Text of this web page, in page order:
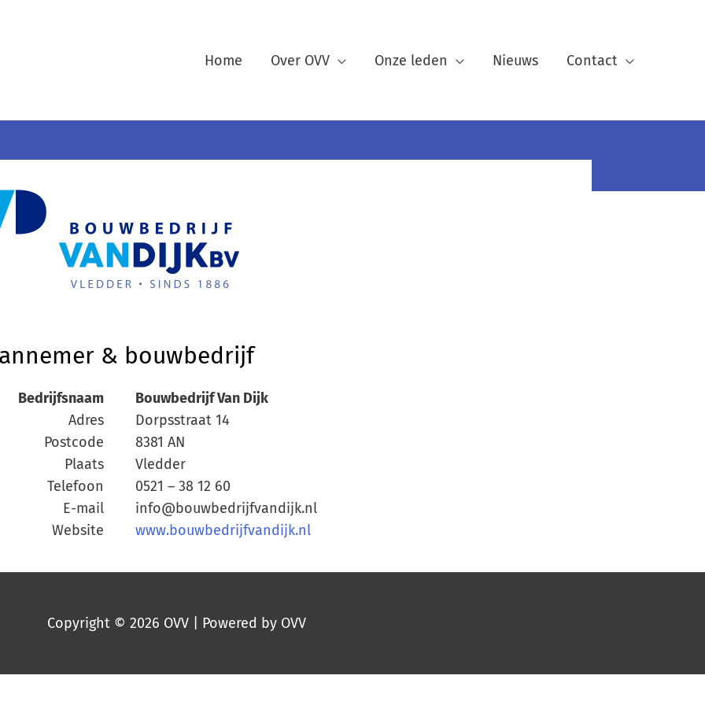
Home Over OVV Onze leden Nieuws Contact
& bouwbedrijf
Bedrijfsnaam
Adres
Postcode
Plaats
Telefoon
E-mail
Website
Bouwbedrijf Van Dijk
Dorpsstraat 14
8381 AN
Vledder
0521 – 38 12 60
info@bouwbedrijfvandijk.nl
www.bouwbedrijfvandijk.nl
Copyright © 2026 OVV| Powered by OVV